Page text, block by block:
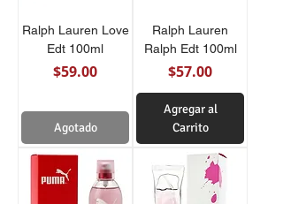
Ralph Lauren Love
Edt 100ml
Precio
$59.00
Agotado
Ralph Lauren
Ralph Edt 100ml
Precio
$57.00
Agregar al
Carrito